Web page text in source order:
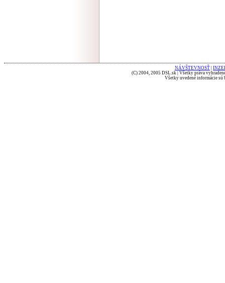
NÁVŠTEVNOSŤ
(C) 2004, 2005 DSL.sk | Všetky práva
Všetky uvedené informácie sú